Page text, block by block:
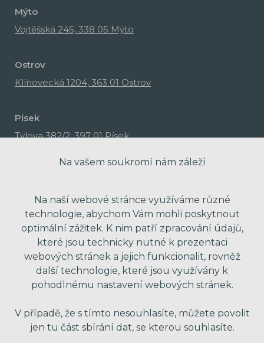
Mýto
Vojtěšská 245, 338 05 Mýto
Ostrov
Klínovecká 1204, 363 01 Ostrov
Písek
Tylova 382/2, 397 01 Písek
Na vašem soukromí nám záleží
Na naší webové stránce využíváme různé
technologie, abychom Vám mohli poskytnout
optimální zážitek. K nim patří zpracování údajů,
které jsou technicky nutné k prezentaci
webových stránek a jejich funkcionalit, rovněž
další technologie, které jsou využívány k
pohodlnému nastavení webových stránek.
V případě, že s tímto nesouhlasíte, můžete povolit
jen tu část sbírání dat, se kterou souhlasíte.